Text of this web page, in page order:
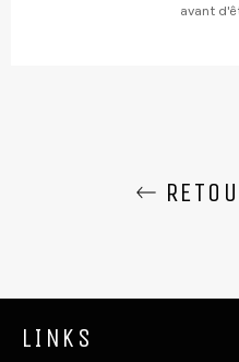
avant
LINKS